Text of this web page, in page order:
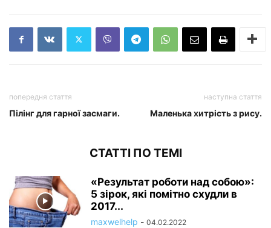
попередня стаття
Пілінг для гарної засмаги.
наступна стаття
Маленька хитрість з рису.
СТАТТІ ПО ТЕМІ
«Результат роботи над собою»:
5 зірок, які помітно схудли в
2017...
maxwelhelp - 04.02.2022